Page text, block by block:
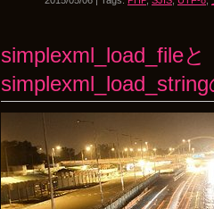
simplexml_load_fileと